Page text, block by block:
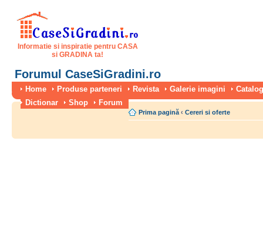
Informatie si inspiratie pentru CASA
si GRADINA ta!
Forumul CaseSiGradini.ro
Home Produse parteneri Revista Galerie imagini
Dictionar
Shop Forum
Prima pagină ‹ Cereri si oferte